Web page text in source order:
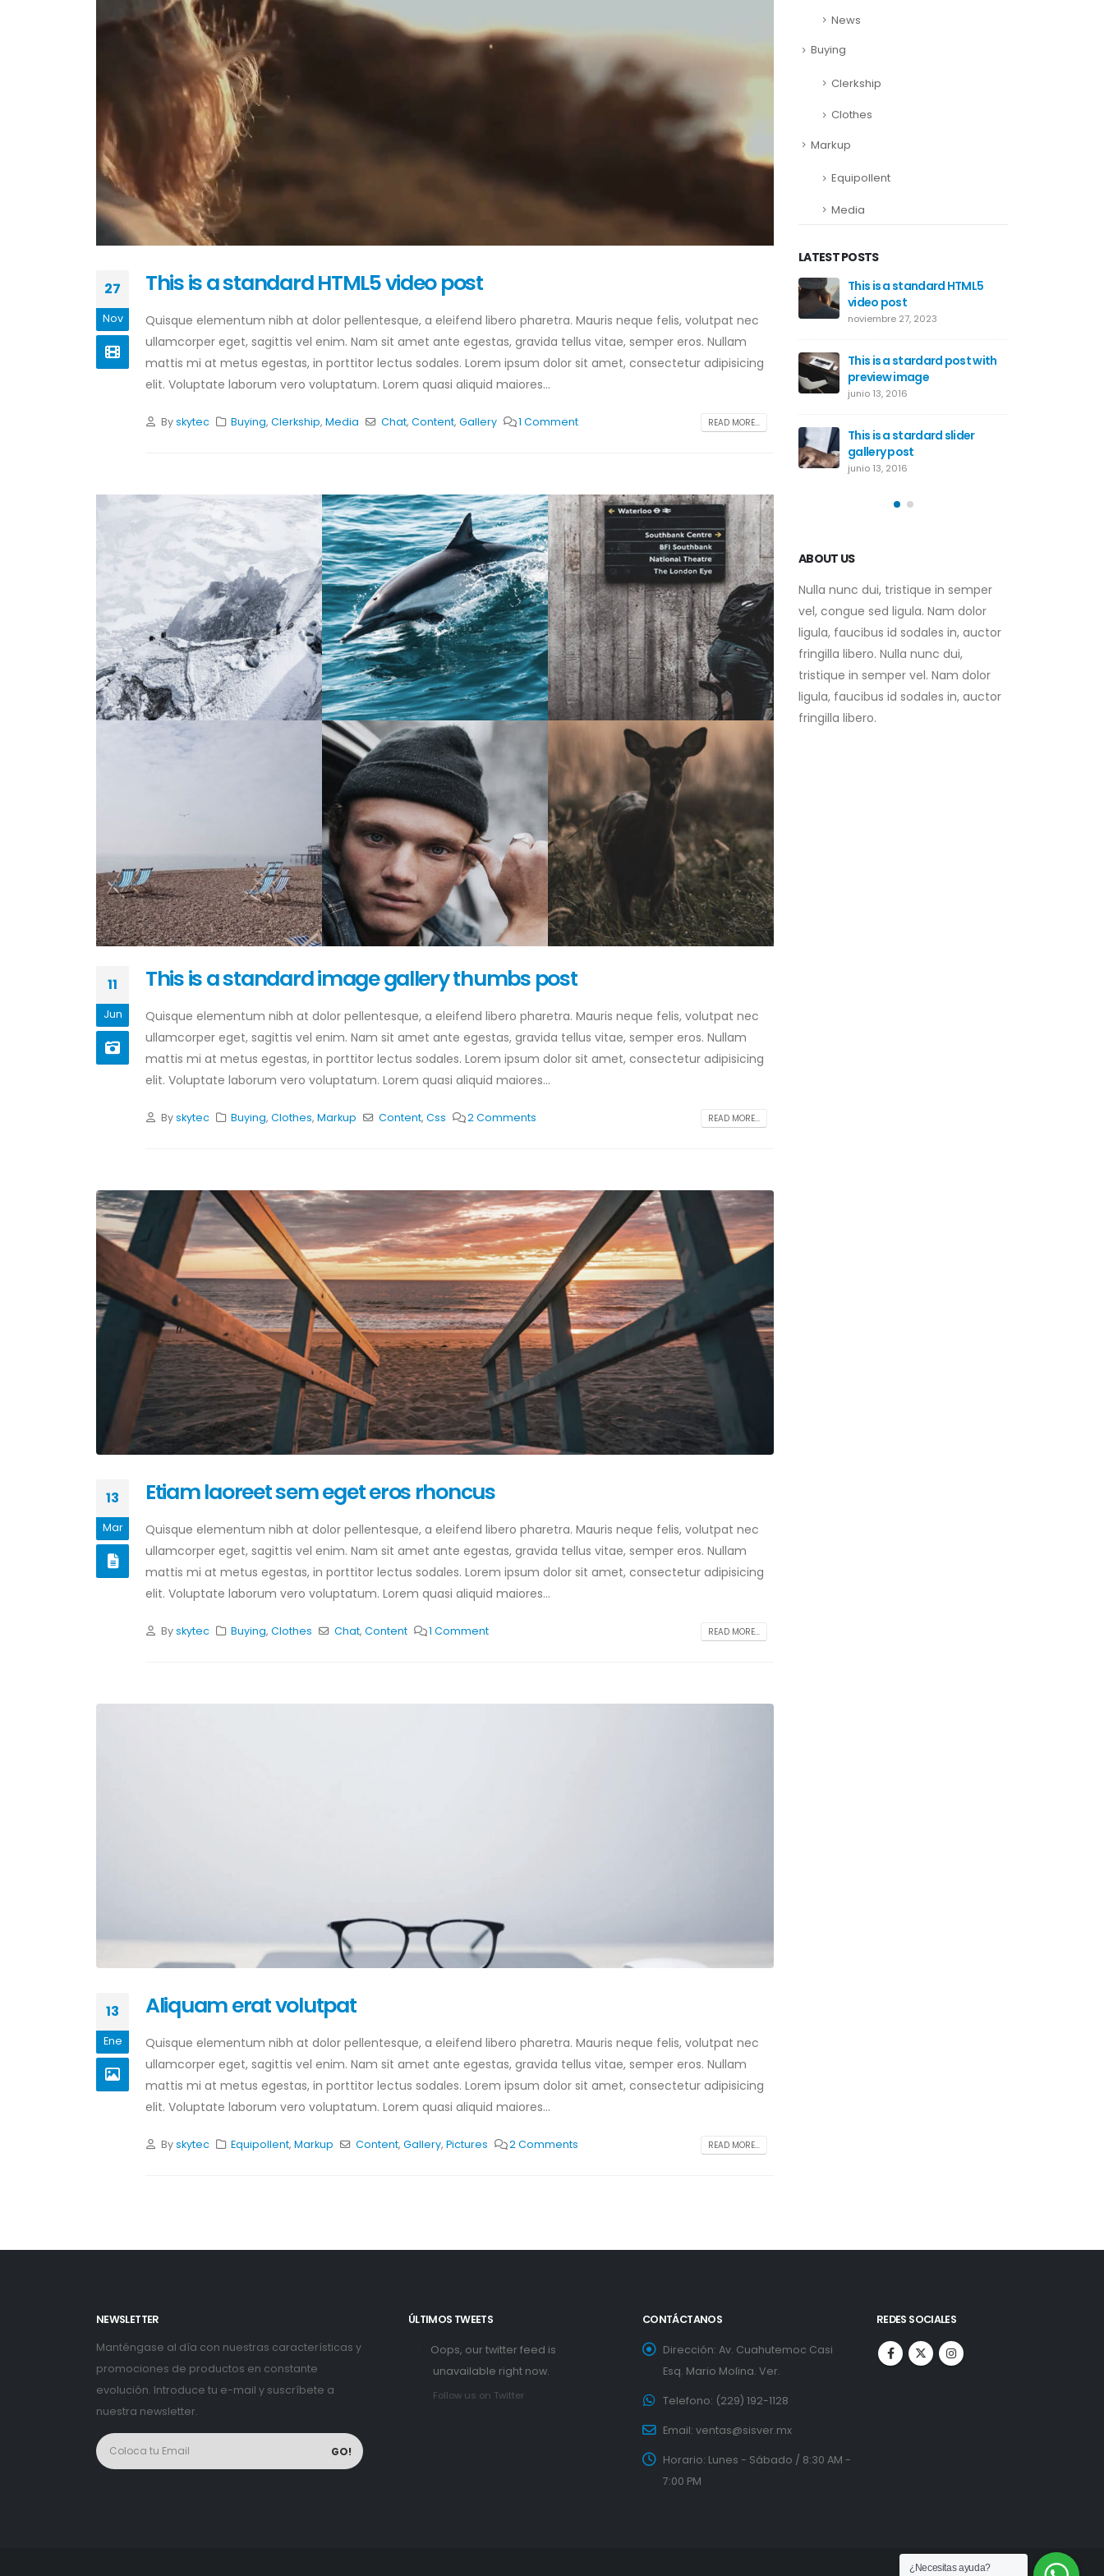
27
Nov
This is a standard HTML5 video post
Quisque elementum nibh at dolor pellentesque, a eleifend libero pharetra. Mauris neque felis, volutpat nec
ullamcorper eget, sagittis vel enim. Nam sit amet ante egestas, gravida tellus vitae, semper eros. Nullam
mattis mi at metus egestas, in porttitor lectus sodales. Lorem ipsum dolor sit amet, consectetur adipisicing
elit. Voluptate laborum vero voluptatum. Lorem quasi aliquid maiores...
Byskytec Buying,Clerkship,Media Chat, Content, Gallery 1 Comment READ MORE...
11
Jun
This is a standard image gallery thumbs post
Quisque elementum nibh at dolor pellentesque, a eleifend libero pharetra. Mauris neque felis, volutpat nec
ullamcorper eget, sagittis vel enim. Nam sit amet ante egestas, gravida tellus vitae, semper eros. Nullam
mattis mi at metus egestas, in porttitor lectus sodales. Lorem ipsum dolor sit amet, consectetur adipisicing
elit. Voluptate laborum vero voluptatum. Lorem quasi aliquid maiores...
Byskytec Buying,Clothes,Markup Content, Css 2 Comments READ MORE...
13
Mar
Etiam laoreet sem eget eros rhoncus
Quisque elementum nibh at dolor pellentesque, a eleifend libero pharetra. Mauris neque felis, volutpat nec
ullamcorper eget, sagittis vel enim. Nam sit amet ante egestas, gravida tellus vitae, semper eros. Nullam
mattis mi at metus egestas, in porttitor lectus sodales. Lorem ipsum dolor sit amet, consectetur adipisicing
elit. Voluptate laborum vero voluptatum. Lorem quasi aliquid maiores...
Byskytec Buying,Clothes Chat, Content 1 Comment READ MORE...
13
Ene
Aliquam erat volutpat
Quisque elementum nibh at dolor pellentesque, a eleifend libero pharetra. Mauris neque felis, volutpat nec
ullamcorper eget, sagittis vel enim. Nam sit amet ante egestas, gravida tellus vitae, semper eros. Nullam
mattis mi at metus egestas, in porttitor lectus sodales. Lorem ipsum dolor sit amet, consectetur adipisicing
elit. Voluptate laborum vero voluptatum. Lorem quasi aliquid maiores...
Byskytec Equipollent,Markup Content, Gallery, Pictures 2 Comments READ MORE...
News
Buying
Clerkship
Clothes
Markup
Equipollent
Media
LATEST POSTS
This is a standard HTML5
video post
noviembre 27, 2023
This is a stardard post with
preview image
junio 13, 2016
This is a stardard slider
gallery post
junio 13, 2016
ABOUT US
Nulla nunc dui, tristique in semper
vel, congue sed ligula. Nam dolor
ligula, faucibus id sodales in, auctor
fringilla libero. Nulla nunc dui,
tristique in semper vel. Nam dolor
ligula, faucibus id sodales in, auctor
fringilla libero.
NEWSLETTER
Manténgase al día con nuestras características y
promociones de productos en constante
evolución. Introduce tu e-mail y suscríbete a
nuestra newsletter.
ÚLTIMOS TWEETS
Oops, our twitter feed is
unavailable right now.
Follow us on Twitter
CONTÁCTANOS
Dirección: Av. Cuahutemoc Casi
Esq. Mario Molina. Ver.
Telefono: (229) 192-1128
Email: ventas@sisver.mx
Horario: Lunes - Sábado / 8:30 AM -
7:00 PM
REDES SOCIALES
¿Necesitas ayuda?